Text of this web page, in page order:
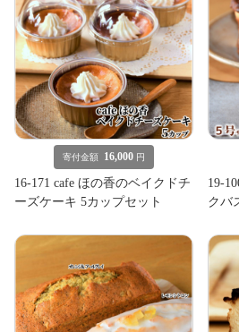
寄付金額 16,000 円
16-171 cafe ほの香のベイクドチ
ーズケーキ 5カップセット
19-
クバ